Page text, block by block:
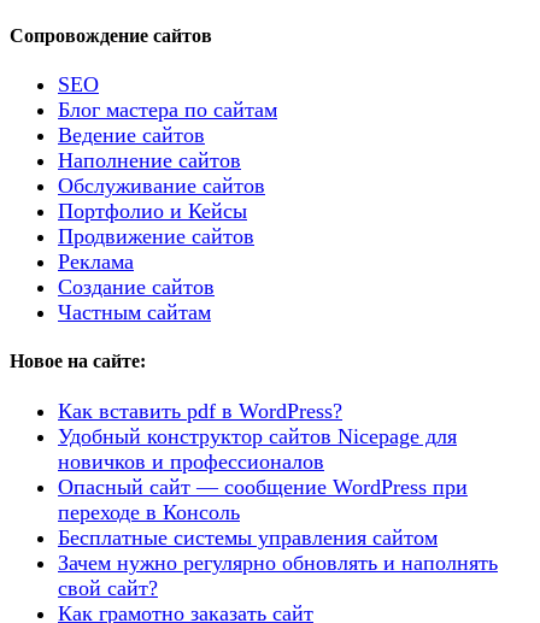
Сопровождение сайтов
SEO
Блог мастера по сайтам
Ведение сайтов
Наполнение сайтов
Обслуживание сайтов
Портфолио и Кейсы
Продвижение сайтов
Реклама
Создание сайтов
Частным сайтам
Новое на сайте:
Как вставить pdf в WordPress?
Удобный конструктор сайтов Nicepage для
новичков и профессионалов
Опасный сайт — сообщение WordPress при
переходе в Консоль
Бесплатные системы управления сайтом
Зачем нужно регулярно обновлять и наполнять
свой сайт?
Как грамотно заказать сайт